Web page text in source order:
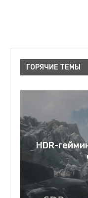
ГОРЯЧИЕ ТЕМЫ
Rage